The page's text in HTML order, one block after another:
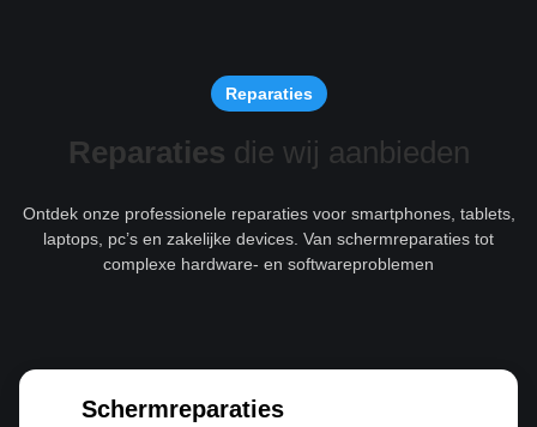
Reparaties
Reparaties die wij aanbieden
Ontdek onze professionele reparaties voor smartphones, tablets,
laptops, pc’s en zakelijke devices. Van schermreparaties tot
complexe hardware- en softwareproblemen
Schermreparaties